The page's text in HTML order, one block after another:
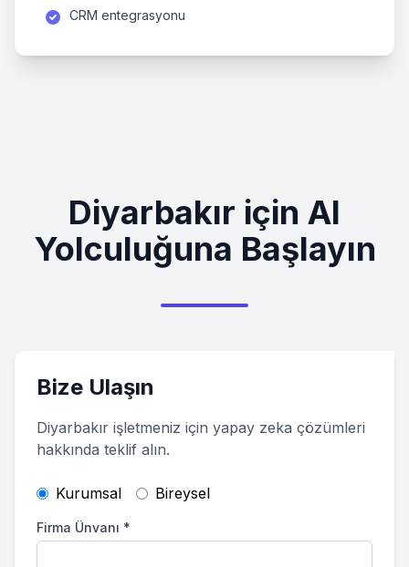
CRM entegrasyonu
Diyarbakır için AI
Yolculuğuna Başlayın
Bize Ulaşın
Diyarbakır işletmeniz için yapay zeka çözümleri
hakkında teklif alın.
Kurumsal Bireysel
Firma Ünvanı *